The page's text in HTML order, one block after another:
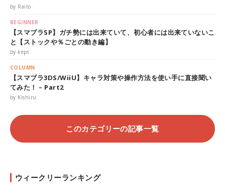
by Raito
BEGINNER
【スマブラSP】ガチ勢には出来ていて、初心者には出来ていないこ
と【ストックや％ごとの動き編】
by kept
COLUMN
【スマブラ3DS/WiiU】キャラ対策や操作方法を使い手に直接聞い
てみた！ – Part2
by Kishiru
このカテゴリーの記事一覧
ウィークリーランキング